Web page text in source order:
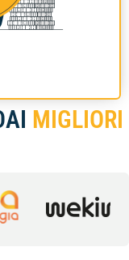
MIGLIORI